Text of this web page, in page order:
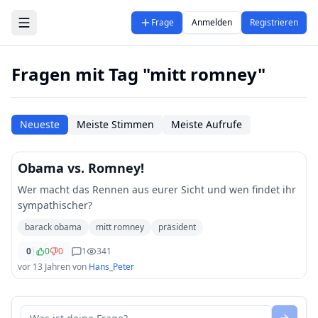
Zum Hauptinhalt springen
Frage Anmelden Registrieren
Fragen mit Tag "mitt romney"
Neueste Meiste Stimmen Meiste Aufrufe
Obama vs. Romney!
Wer macht das Rennen aus eurer Sicht und wen findet ihr
sympathischer?
barack obama mitt romney
präsident
0| 0 0 1
341
vor 13 Jahrenvon Hans_Peter